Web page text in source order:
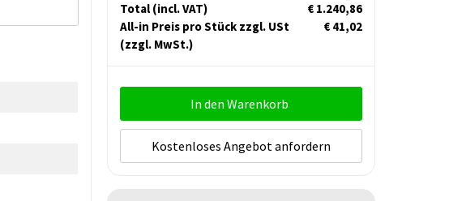
Total (incl. VAT)
€ 1.240,86
All-in Preis pro Stück zzgl. USt
(zzgl. MwSt.)
€ 41,02
In den Warenkorb
Kostenloses Angebot anfordern